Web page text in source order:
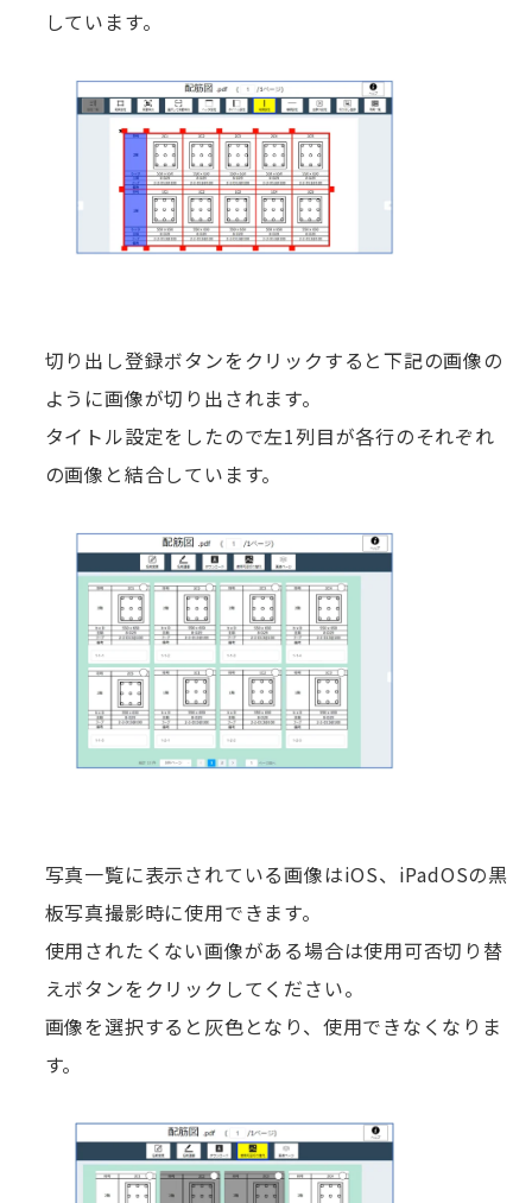
しています。
切り出し登録ボタンをクリックすると下記の画像の
ように画像が切り出されます。
タイトル設定をしたので左1列目が各行のそれぞれ
の画像と結合しています。
写真一覧に表示されている画像はiOS、iPadOSの黒
板写真撮影時に使用できます。
使用されたくない画像がある場合は使用可否切り替
えボタンをクリックしてください。
画像を選択すると灰色となり、使用できなくなりま
す。